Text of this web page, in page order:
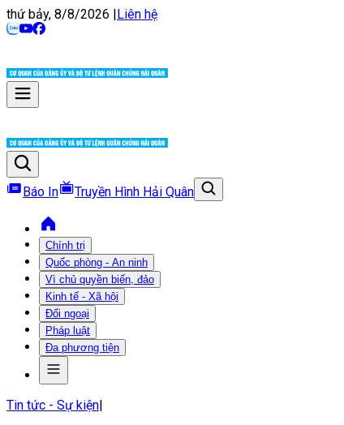
thứ bảy, 8/8/2026 |Liên hệ
Báo In Truyền Hình Hải Quân
Chính trị
Quốc phòng - An ninh
Vì chủ quyền biển, đảo
Kinh tế - Xã hội
Đối ngoại
Pháp luật
Đa phương tiện
Tin tức - Sự kiện|